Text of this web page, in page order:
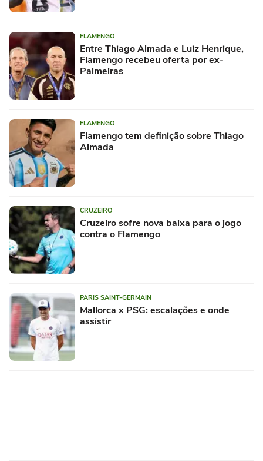
FLAMENGO
Entre Thiago Almada e Luiz Henrique,
Flamengo recebeu oferta por ex-
Palmeiras
FLAMENGO
Flamengo tem definição sobre Thiago
Almada
CRUZEIRO
Cruzeiro sofre nova baixa para o jogo
contra o Flamengo
PARIS SAINT-GERMAIN
Mallorca x PSG: escalações e onde
assistir